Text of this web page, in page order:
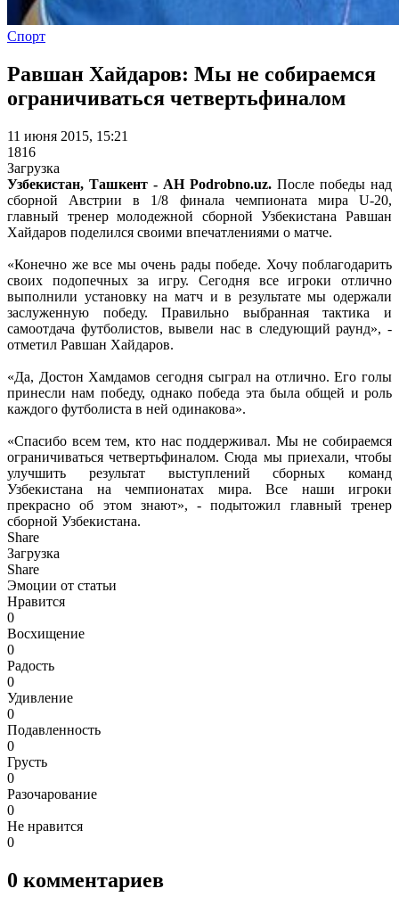
Спорт
Равшан Хайдаров: Мы не собираемся
ограничиваться четвертьфиналом
11 июня 2015, 15:21
1816
Загрузка
Узбекистан, Ташкент - АН Podrobno.uz. После победы над
сборной Австрии в 1/8 финала чемпионата мира U-20,
главный тренер молодежной сборной Узбекистана Равшан
Хайдаров поделился своими впечатлениями о матче.
«Конечно же все мы очень рады победе. Хочу поблагодарить
своих подопечных за игру. Сегодня все игроки отлично
выполнили установку на матч и в результате мы одержали
заслуженную победу. Правильно выбранная тактика и
самоотдача футболистов, вывели нас в следующий раунд», -
отметил Равшан Хайдаров.
«Да, Достон Хамдамов сегодня сыграл на отлично. Его голы
принесли нам победу, однако победа эта была общей и роль
каждого футболиста в ней одинакова».
«Спасибо всем тем, кто нас поддерживал. Мы не собираемся
ограничиваться четвертьфиналом. Сюда мы приехали, чтобы
улучшить результат выступлений сборных команд
Узбекистана на чемпионатах мира. Все наши игроки
прекрасно об этом знают», - подытожил главный тренер
сборной Узбекистана.
Share
Загрузка
Share
Эмоции от статьи
Нравится
0
Восхищение
0
Радость
0
Удивление
0
Подавленность
0
Грусть
0
Разочарование
0
Не нравится
0
0 комментариев